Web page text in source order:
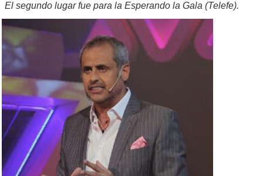
El segundo lugar fue para la Esperando la Gala (Telefe).